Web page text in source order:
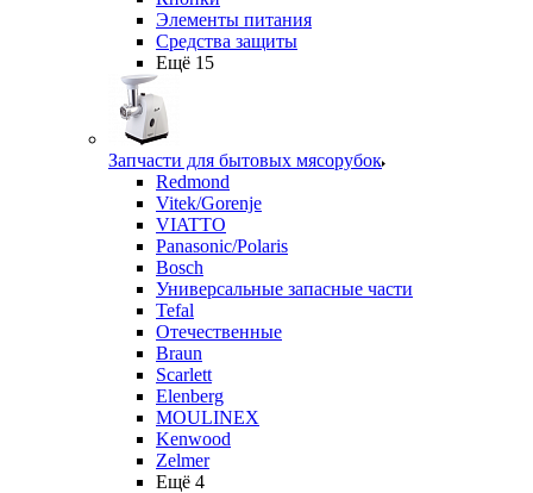
Элементы питания
Средства защиты
Ещё 15
Запчасти для бытовых мясорубок
Redmond
Vitek/Gorenje
VIATTO
Panasonic/Polaris
Bosch
Универсальные запасные части
Tefal
Отечественные
Braun
Scarlett
Elenberg
MOULINEX
Kenwood
Zelmer
Ещё 4